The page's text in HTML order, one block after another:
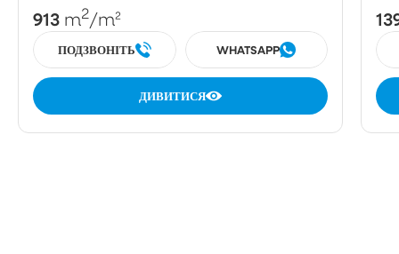
913 m2/m²
ПОДЗВОНІТЬ WHATSAPP
ДИВИТИСЯ